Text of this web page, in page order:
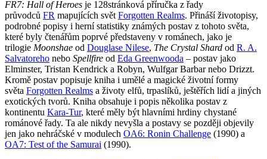
FR7: Hall of Heroes je 128stránková příručka z řady
průvodců FR mapujících svět Forgotten Realms. Přináší životopisy,
podrobné popisy i herní statistiky známých postav z tohoto světa,
které byly čtenářům poprvé představeny v románech, jako je
trilogie Moonshae od Douglase Nilese, The Crystal Shard od R. A.
Salvatoreho nebo Spellfire od Eda Greenwooda – postav jako
Elminster, Tristan Kendrick a Robyn, Wulfgar Barbar nebo Drizzt.
Kromě postav popisuje kniha i umělé a magické životní formy
světa Forgotten Realms a životy elfů, trpaslíků, ještěřích lidí a jiných
exotických tvorů. Kniha obsahuje i popis několika postav z
kontinentu Kara-Tur, které měly být hlavními hrdiny chystané
románové řady. Ta ale nikdy nevyšla a postavy se později objevily
jen jako nehráčské v modulech OA6: Ronin Challenge (1990) a
OA7: Test of the Samurai (1990).